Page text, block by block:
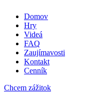
Domov
Hry
Videá
FAQ
Zaujímavosti
Kontakt
Cenník
Chcem zážitok